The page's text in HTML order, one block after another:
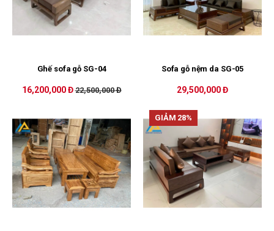
Ghế sofa gỗ SG-04
16,200,000 Đ 22,500,000 Đ
Sofa gỗ nệm da SG-05
29,500,000 Đ
GIẢM 28%